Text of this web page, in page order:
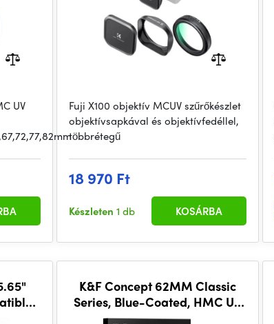
UV
Fuji X100 objektív MCUV szűrőkészlet
objektívsapkával és objektívfedéllel,
többrétegű
18 970 Ft
Készleten1 db KOSÁRBA
K&F Concept 62MM Classic
Series, Blue-Coated, HMC UV
Filter, Japan Optics